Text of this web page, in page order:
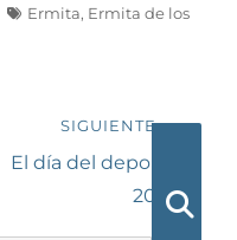
Etiquetas
Ermita, Ermita de los
SIGUIENTE →
Siguiente
El día del deporte
2025